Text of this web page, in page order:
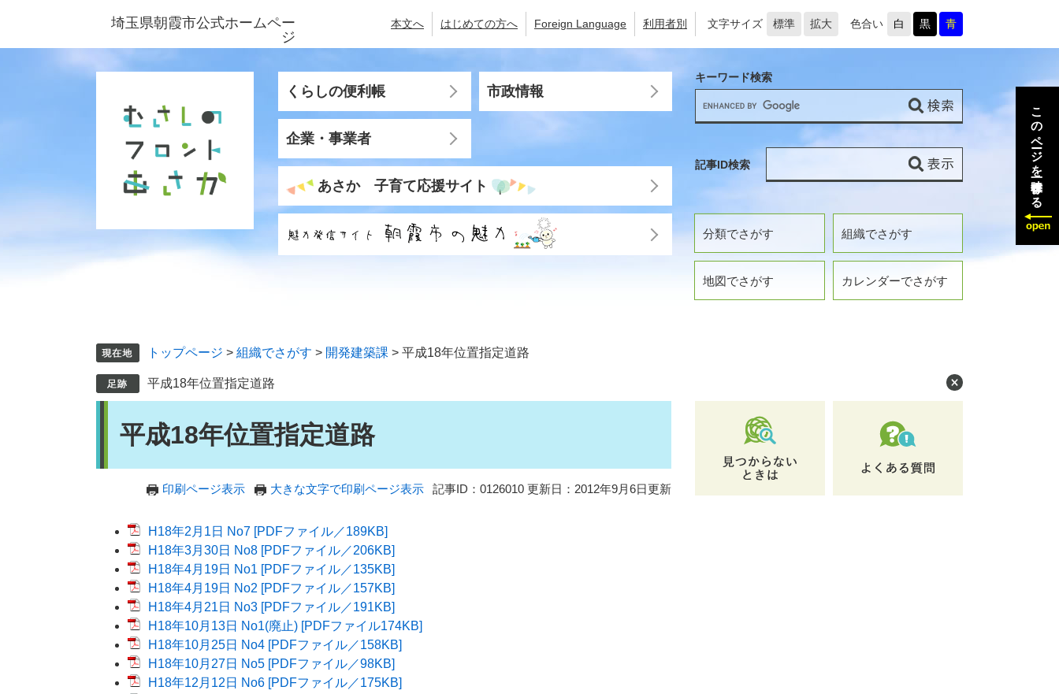
ジ
ュ
埼玉県朝霞市公式ホームペー
ジ
本文へ はじめての方へ Foreign Language 利用者別 文字サイズ 標準 拡大 色合い 白 黒 青
くらしの便利帳 市政情報
企業・事業者
あさか 子育て応援サイト
分類でさがす 組織でさがす
地図でさがす カレンダーでさがす
キーワード検索
記事ID検索
トップページ > 組織でさがす > 開発建築課 > 平成18年位置指定道路
平成18年位置指定道路
平成18年位置指定道路
印刷ページ表示 大きな文字で印刷ページ表示 記事ID：0126010 更新日：2012年9月6日更新
H18年2月1日 No7 [PDFファイル／189KB]
H18年3月30日 No8 [PDFファイル／206KB]
H18年4月19日 No1 [PDFファイル／135KB]
H18年4月19日 No2 [PDFファイル／157KB]
H18年4月21日 No3 [PDFファイル／191KB]
H18年10月13日 No1(廃止) [PDFファイル174KB]
H18年10月25日 No4 [PDFファイル／158KB]
H18年10月27日 No5 [PDFファイル／98KB]
H18年12月12日 No6 [PDFファイル／175KB]
このページを一時保存する